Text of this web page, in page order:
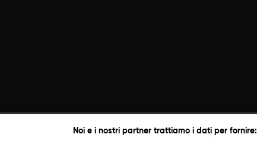
Noi e i nostri partner trattiamo i dati per fornire: